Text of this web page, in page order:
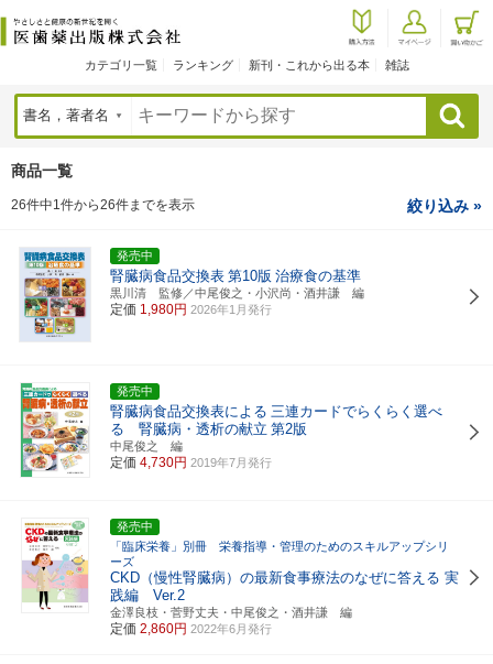
カテゴリ一覧 ランキング 新刊・これから出る本 雑誌
検索
商品一覧
26件中1件から26件までを表示 絞り込み »
発売中
腎臓病食品交換表 第10版 治療食の基準
黒川清 監修／中尾俊之・小沢尚・酒井謙 編
定価 1,980円 2026年1月発行
発売中
腎臓病食品交換表による 三連カードでらくらく選べ
る 腎臓病・透析の献立 第2版
中尾俊之 編
定価 4,730円 2019年7月発行
発売中
「臨床栄養」別冊 栄養指導・管理のためのスキルアップシリ
ーズ
CKD（慢性腎臓病）の最新食事療法のなぜに答える 実
践編 Ver.2
金澤良枝・菅野丈夫・中尾俊之・酒井謙 編
定価 2,860円 2022年6月発行